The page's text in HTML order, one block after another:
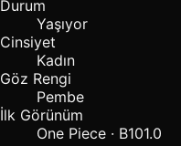
Durum
Yaşıyor
Cinsiyet
Kadın
Göz Rengi
Pembe
İlk Görünüm
One Piece · B101.0